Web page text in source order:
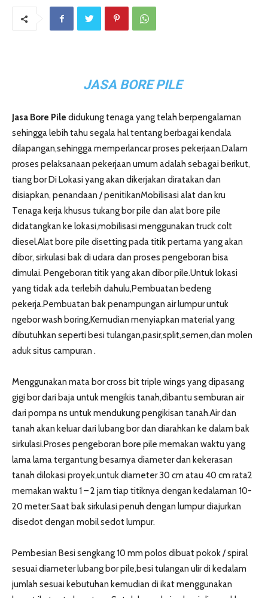
JASA BORE PILE
Jasa Bore Pile didukung tenaga yang telah berpengalaman
sehingga lebih tahu segala hal tentang berbagai kendala
dilapangan,sehingga memperlancar proses pekerjaan.Dalam
proses pelaksanaan pekerjaan umum adalah sebagai berikut,
tiang bor Di Lokasi yang akan dikerjakan diratakan dan
disiapkan, penandaan / penitikanMobilisasi alat dan kru
Tenaga kerja khusus tukang bor pile dan alat bore pile
didatangkan ke lokasi,mobilisasi menggunakan truck colt
diesel.Alat bore pile disetting pada titik pertama yang akan
dibor, sirkulasi bak di udara dan proses pengeboran bisa
dimulai. Pengeboran titik yang akan dibor pile.Untuk lokasi
yang tidak ada terlebih dahulu,Pembuatan bedeng
pekerja.Pembuatan bak penampungan air lumpur untuk
ngebor wash boring,Kemudian menyiapkan material yang
dibutuhkan seperti besi tulangan,pasir,split,semen,dan molen
aduk situs campuran .
Menggunakan mata bor cross bit triple wings yang dipasang
gigi bor dari baja untuk mengikis tanah,dibantu semburan air
dari pompa ns untuk mendukung pengikisan tanah.Air dan
tanah akan keluar dari lubang bor dan diarahkan ke dalam bak
sirkulasi.Proses pengeboran bore pile memakan waktu yang
lama lama tergantung besarnya diameter dan kekerasan
tanah dilokasi proyek,untuk diameter 30 cm atau 40 cm rata2
memakan waktu 1 – 2 jam tiap titiknya dengan kedalaman 10-
20 meter.Saat bak sirkulasi penuh dengan lumpur diajurkan
disedot dengan mobil sedot lumpur.
Pembesian Besi sengkang 10 mm polos dibuat pokok / spiral
sesuai diameter lubang bor pile,besi tulangan ulir di kedalam
jumlah sesuai kebutuhan kemudian di ikat menggunakan